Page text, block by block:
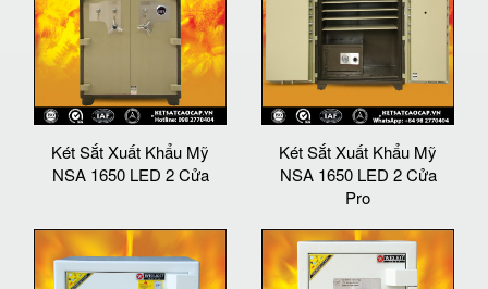
Két Sắt Xuất Khẩu Mỹ
NSA 1650 LED 2 Cửa
Két Sắt Xuất Khẩu Mỹ
NSA 1650 LED 2 Cửa
Pro